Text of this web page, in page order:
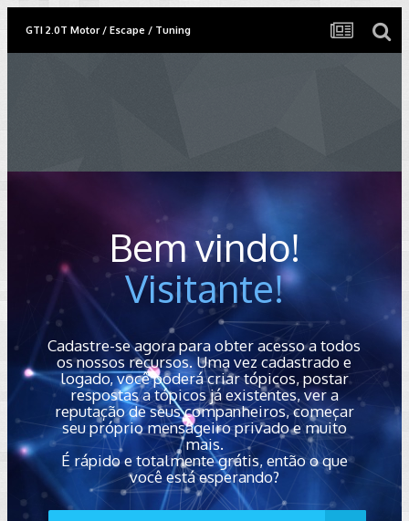
GTI 2.0T Motor / Escape / Tuning
Bem vindo!
Visitante!
Cadastre-se agora para obter acesso a todos
os nossos recursos. Uma vez cadastrado e
logado, você poderá criar tópicos, postar
respostas a tópicos já existentes, ver a
reputação de seus companheiros, começar
seu próprio mensageiro privado e muito
mais.
É rápido e totalmente grátis, então o que
você está esperando?